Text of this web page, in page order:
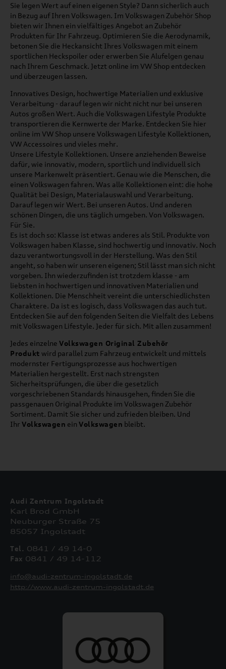
Sie legen Wert auf einen eigenen Style? Dann sicherlich auch
in Bezug auf Ihren Volkswagen. Im Volkswagen Zubehör Shop
bieten wir Ihnen ein vielfältiges Angebot an Zubehör
Produkten für Ihr Fahrzeug. Optimieren Sie die Aerodynamik,
betonen Sie die Heckansicht Ihres Volkswagen mit einem
sportlichen Heckspoiler oder erwerben Sie Alufelgen genau
nach Ihrem Geschmack. Jetzt online im VW Shop entdecken
und überzeugen lassen.
Innovatives Design, hochwertige Materialien und exklusive
Verarbeitung - darauf legen wir nicht nicht nur bei unseren
Autos großen Wert. Auch die Volkswagen Lifestyle Produkte
transportieren die Kernwerte der Marke. Entdecken Sie hier
online im VW Shop unsere Volkswagen Lifestyle Kollektionen,
VW Accessoires und vieles mehr.
Unsere Lifestyle Kollektionen. Unsere anziehenden Beweise
dafür, wie innovativ, modern, sportlich und individuell sich
unsere Markenwelt präsentiert. Genau wie die Menschen, die
einen Volkswagen fahren. Was alle Kollektionen eint: die hohe
Qualität bei Design, Materialauswahl und Verarbeitung.
Darauf legen wir Wert. Bei unseren Autos. Und anderen
schönen Dingen, die uns täglich umgeben. Von Volkswagen.
Für Sie.
Es ist doch so: Klasse ist etwas anderes als Stil. Produkte von
Volkswagen haben Klasse, sind hochwertig und innovativ. Noch
dazu verantwortungsvoll in der Herstellung. Was den Stil
angeht, so haben wir unseren eigenen; Stil lässt man sich nicht
vorgeben. Ihn wiederzufinden ist trotzdem klasse - am
liebsten in hochwertigen und innovativen Materialien und
Kollektionen. Die Menschheit vereint die unterschiedlichsten
Charaktere. Da ist es logisch, dass Volkswagen das auch tut.
Entdecken Sie auf den folgenden Seiten die Vielfalt des Lebens
mit Volkswagen Lifestyle. Jeder für sich. Mit allen zusammen!
Jedes einzelne Volkswagen Original Zubehör
Produkt wird parallel zum Fahrzeug entwickelt und mittels
modernster Fertigungsprozesse aus hochwertigen
Materialien hergestellt. Erst nach strengsten
Sicherheitsprüfungen, die über die gesetzlich
vorgeschriebenen Standards hinausgehen, finden Sie die
passgenauen Original Produkte im Volkswagen Zubehör
Sortiment. Damit Sie sicher und zufrieden bleiben. Und
Ihr Volkswagen ein Volkswagen bleibt.
Audi Zentrum Ingolstadt
Karl Brod GmbH
Neuburger Straße 75
85057 Ingolstadt
Tel. 0841 / 49 14-0
Fax 0841 / 49 14-112
info@audi-zentrum-ingolstadt.de
http://www.audi-zentrum-ingolstadt.de